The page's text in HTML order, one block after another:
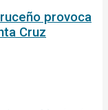
provoca
Cruz